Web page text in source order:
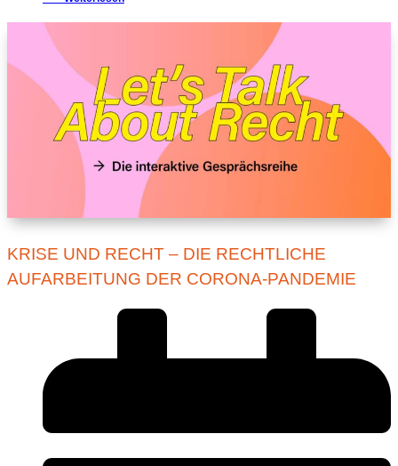
KRISE UND RECHT – DIE RECHTLICHE
AUFARBEITUNG DER CORONA-PANDEMIE